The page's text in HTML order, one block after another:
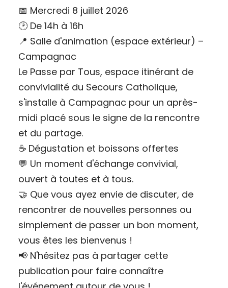
📅 Mercredi 8 juillet 2026
🕑 De 14h à 16h
📍 Salle d'animation (espace extérieur) –
Campagnac
Le Passe par Tous, espace itinérant de
convivialité du Secours Catholique,
s'installe à Campagnac pour un après-
midi placé sous le signe de la rencontre
et du partage.
☕ Dégustation et boissons offertes
💬 Un moment d'échange convivial,
ouvert à toutes et à tous.
🤝 Que vous ayez envie de discuter, de
rencontrer de nouvelles personnes ou
simplement de passer un bon moment,
vous êtes les bienvenus !
📢 N'hésitez pas à partager cette
publication pour faire connaître